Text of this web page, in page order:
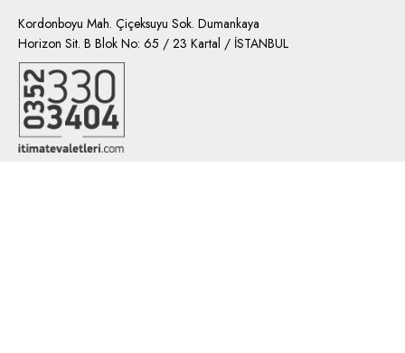
Kordonboyu Mah. Çiçeksuyu Sok. Dumankaya
Horizon Sit. B Blok No: 65 / 23 Kartal / İSTANBUL